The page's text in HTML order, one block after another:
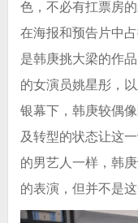
色，不必有扛票房
在海报和预告片中
是韩庚挑大梁的作
的女演员姚星彤，
银幕下，韩庚较偶
及转型的状态让这
的男艺人一样，韩
的表演，但并不是这